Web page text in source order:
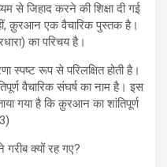
जिहाद करने की शिक्षा दी गई
क़ुरआन एक वैचारिक पुस्तक है।
का परिचय है।
स्पष्ट रूप से परिलक्षित होती है।
वैचारिक संघर्ष का नाम है। इस
गया है कि क़ुरआन का शांतिपूर्ण
क्यों रह गए?